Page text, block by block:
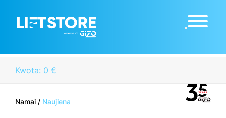
Kwota: 0 €
Namai / Naujiena